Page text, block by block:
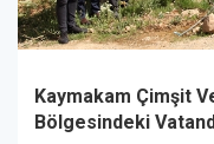
Kaymakam Çimşit
Bölgesindeki